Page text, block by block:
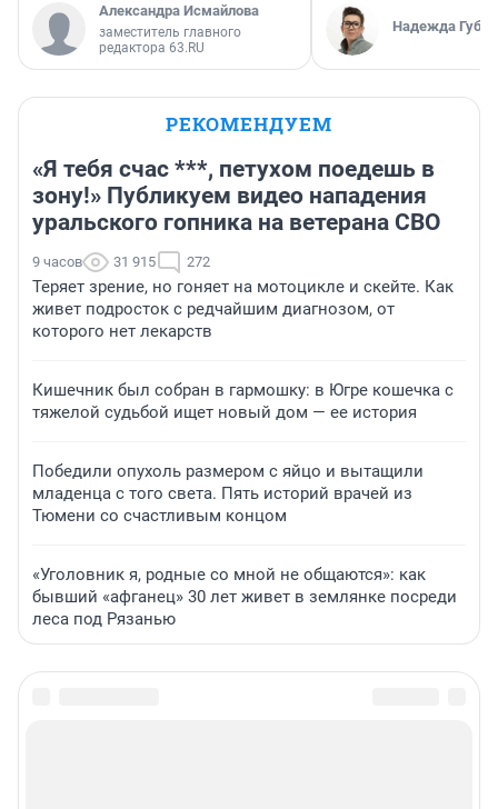
Александра Исмайлова
заместитель главного
редактора 63.RU
Надежда
РЕКОМЕНДУЕМ
«Я тебя счас ***, петухом поедешь в
зону!» Публикуем видео нападения
уральского гопника на ветерана СВО
9 часов 31 915 272
Теряет зрение, но гоняет на мотоцикле и скейте. Как
живет подросток с редчайшим диагнозом, от
которого нет лекарств
Кишечник был собран в гармошку: в Югре кошечка с
тяжелой судьбой ищет новый дом — ее история
Победили опухоль размером с яйцо и вытащили
младенца с того света. Пять историй врачей из
Тюмени со счастливым концом
«Уголовник я, родные со мной не общаются»: как
бывший «афганец» 30 лет живет в землянке посреди
леса под Рязанью